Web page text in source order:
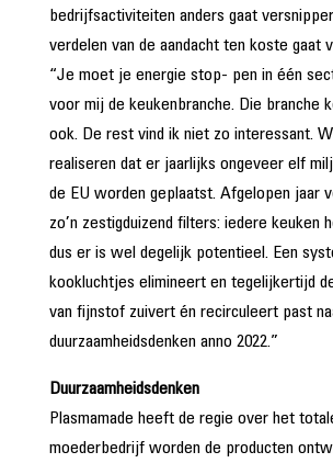
bedrijfsactiviteiten anders gaat
verdelen van de aandacht ten koste gaat
“Je moet je energie stop- pen in één
voor mij de keukenbranche. Die branche
ook. De rest vind ik niet zo interessant.
realiseren dat er jaarlijks ongeveer elf
de EU worden geplaatst. Afgelopen jaar
zo’n zestigduizend filters: iedere keuken
dus er is wel degelijk potentieel. Een
kookluchtjes elimineert en tegelijkertijd
van fijnstof zuivert én recirculeert past
duurzaamheidsdenken anno 2022.”
Duurzaamheidsdenken
Plasmamade heeft de regie over het
moederbedrijf worden de producten